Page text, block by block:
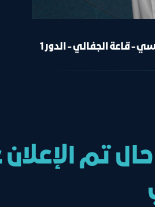
- قاعة الجفالي - الدور 1
تم